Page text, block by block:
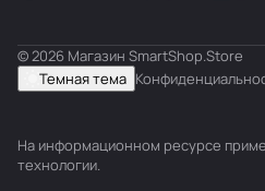
© 2026 Магазин SmartShop.Store
Темная тема
На информационном ресурсе
технологии.